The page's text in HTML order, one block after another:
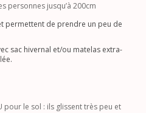
personnes jusqu’à 200cm
permettent de prendre un peu de
sac hivernal et/ou matelas extra-
pour le sol : ils glissent très peu et